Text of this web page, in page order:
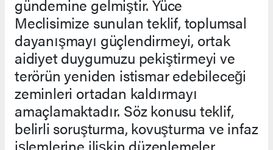
gündemine gelmiştir. Yüce
Meclisimize sunulan teklif, toplumsal
dayanışmayı güçlendirmeyi, ortak
aidiyet duygumuzu pekiştirmeyi ve
terörün yeniden istismar edebileceği
zeminleri ortadan kaldırmayı
amaçlamaktadır. Söz konusu teklif,
belirli soruşturma, kovuşturma ve infaz